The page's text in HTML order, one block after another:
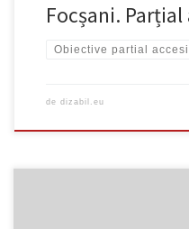
Focșani.
Obiective partial
de dizabil.eu